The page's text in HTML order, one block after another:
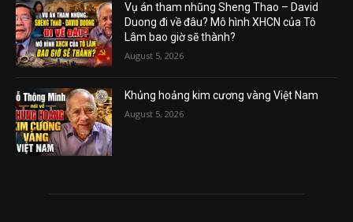
Vụ án tham nhũng Sheng Thao – David
Duong đi về đâu? Mô hình XHCN của Tô
Lâm bao giờ sẽ thành?
August 5, 2026
Khủng hoảng kim cương vàng Việt Nam
August 5, 2026